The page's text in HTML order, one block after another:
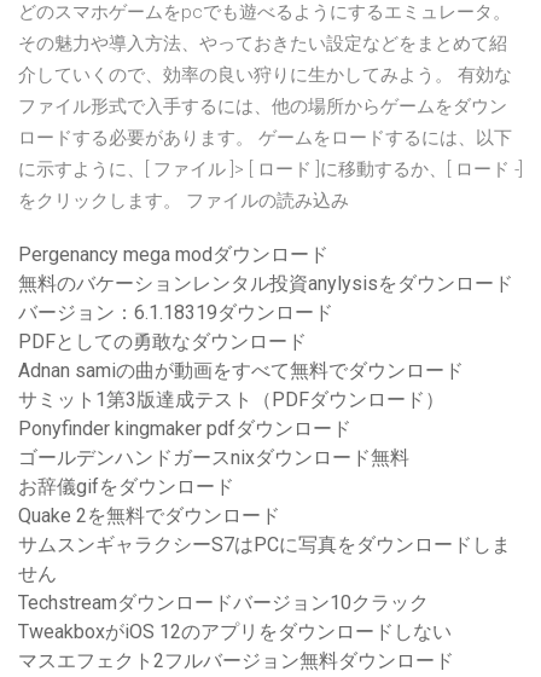
どのスマホゲームをpcでも遊べるようにするエミュレータ。
その魅力や導入方法、やっておきたい設定などをまとめて紹
介していくので、効率の良い狩りに生かしてみよう。 有効な
ファイル形式で入手するには、他の場所からゲームをダウン
ロードする必要があります。 ゲームをロードするには、以下
に示すように、[ ファイル ]> [ ロード ]に移動するか、[ ロード -]
をクリックします。 ファイルの読み込み
Pergenancy mega modダウンロード
無料のバケーションレンタル投資anylysisをダウンロード
バージョン：6.1.18319ダウンロード
PDFとしての勇敢なダウンロード
Adnan samiの曲が動画をすべて無料でダウンロード
サミット1第3版達成テスト（PDFダウンロード）
Ponyfinder kingmaker pdfダウンロード
ゴールデンハンドガースnixダウンロード無料
お辞儀gifをダウンロード
Quake 2を無料でダウンロード
サムスンギャラクシーS7はPCに写真をダウンロードしま
せん
Techstreamダウンロードバージョン10クラック
TweakboxがiOS 12のアプリをダウンロードしない
マスエフェクト2フルバージョン無料ダウンロード